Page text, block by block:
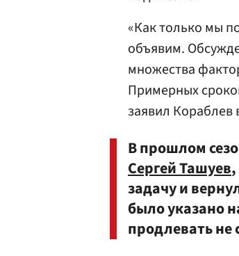
«Как только мы
объявим.
множества
Примерных
заявил Кораблев
В прошлом
Сергей Ташуев
задачу и
было указано
продлевать не